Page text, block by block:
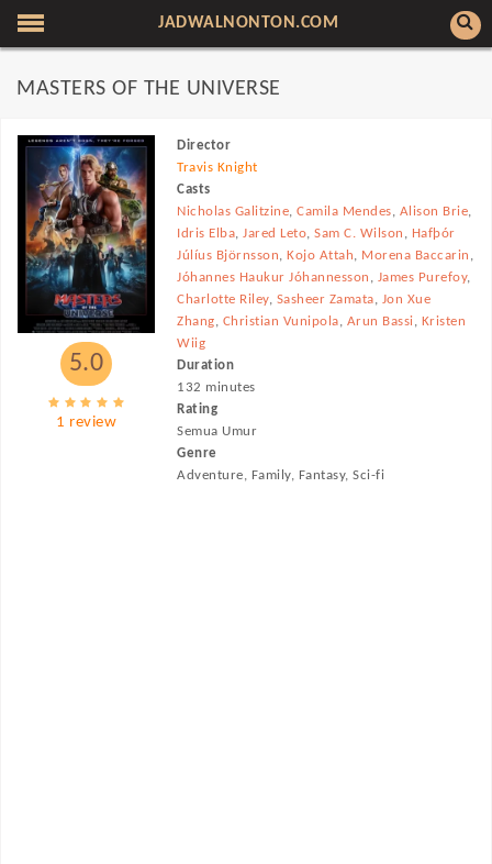
JADWALNONTON.COM
MASTERS OF THE UNIVERSE
5.0
1 review
Director
Travis Knight
Casts
Nicholas Galitzine,Camila Mendes, Alison Brie,
Idris Elba,Jared Leto,Sam C. Wilson , Hafþór
Júlíus Björnsson,Kojo Attah, Morena Baccarin ,
Jóhannes Haukur Jóhannesson , James Purefoy,
Charlotte Riley, Sasheer Zamata, Jon Xue
Zhang, Christian Vunipola, Arun Bassi, Kristen
Wiig
Duration
132 minutes
Rating
Semua Umur
Genre
Adventure, Family, Fantasy, Sci-fi